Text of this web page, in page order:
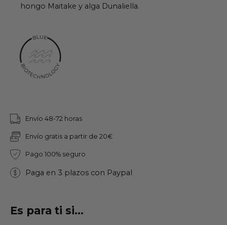
hongo Maitake y alga Dunaliella.
Envío 48-72 horas
Envío gratis a partir de 20€
Pago 100% seguro
Paga en 3 plazos con Paypal
Es para ti si...